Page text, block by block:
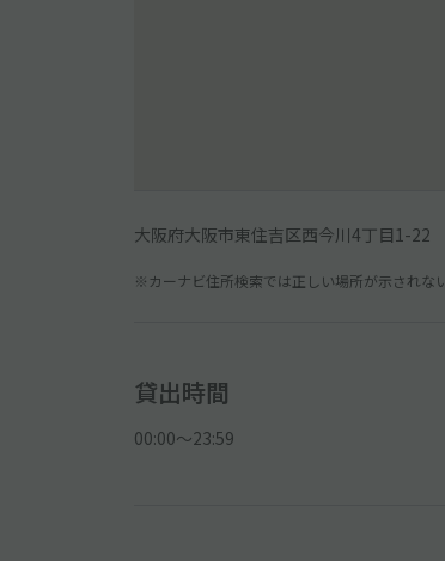
大阪府大阪市東住吉区西今川4丁目1-22
※カーナビ住所検索では正しい場所が示されな
貸出時間
00:00〜23:59